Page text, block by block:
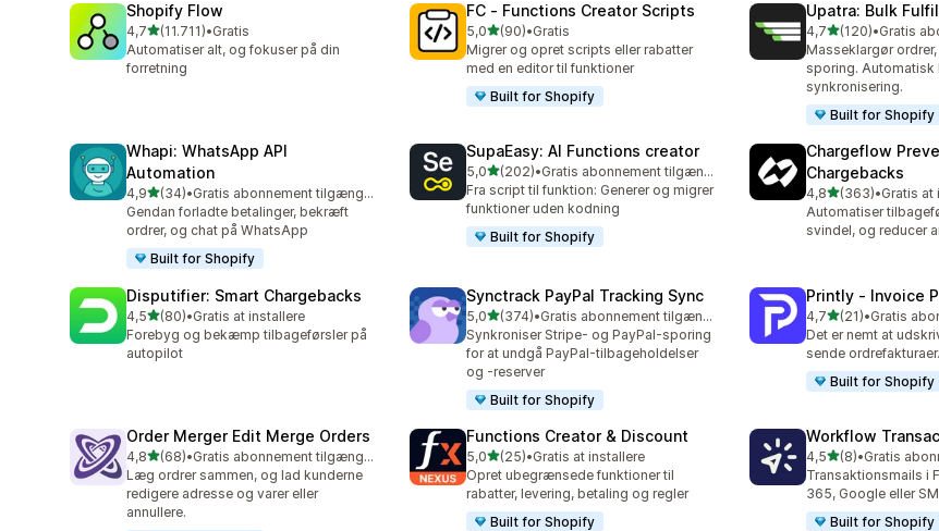
Shopify Flow
4,7ud af 5 stjerner
(11.711)
11711 anmeldelser i alt
•Gratis
Automatiser alt, og fokuser på din
forretning
FC ‑ Functions Creator Scripts
5,0ud af 5 stjerner
(90)
90 anmeldelser i alt
•Gratis
Migrer og opret scripts eller rabatter
med en editor til funktioner
Built for Shopify
Upatra: Bulk
4,7ud af 5 stjerner
(120)
120 anmeldelser i alt
•
Masseklargør
sporing. Automatisk
synkronisering.
Built for Shopify
Whapi: WhatsApp API
Automation
4,9ud af 5 stjerner
(34)
34 anmeldelser i alt
•
Gratis abonnement tilgængeligt
Gendan forladte betalinger, bekræft
ordrer, og chat på WhatsApp
Built for Shopify
SupaEasy: AI Functions creator
5,0ud af 5 stjerner
(202)
202 anmeldelser i alt
•
Gratis abonnement tilgængeligt
Fra script til funktion: Generer og migrer
funktioner uden kodning
Built for Shopify
Chargeflow
Chargebacks
4,8ud af 5 stjerner
(363)
363 anmeldelser i alt
•Gratis at
Automatiser
svindel, og reducer
Disputifier: Smart Chargebacks
4,5ud af 5 stjerner
(80)
80 anmeldelser i alt
•Gratis at installere
Forebyg og bekæmp tilbageførsler på
autopilot
Synctrack PayPal Tracking Sync
5,0ud af 5 stjerner
(374)
374 anmeldelser i alt
•
Gratis abonnement tilgængeligt
Synkroniser Stripe- og PayPal-sporing
for at undgå PayPal-tilbageholdelser
og -reserver
Built for Shopify
Printly ‑ Invoice
4,7ud af 5 stjerner
(21)
21 anmeldelser i alt
•
Det er nemt at
sende ordrefakturaer.
Built for Shopify
Order Merger Edit Merge Orders
4,8ud af 5 stjerner
(68)
68 anmeldelser i alt
•
Gratis abonnement tilgængeligt
Læg ordrer sammen, og lad kunderne
redigere adresse og varer eller
annullere.
Functions Creator & Discount
5,0ud af 5 stjerner
(25)
25 anmeldelser i alt
•Gratis at installere
Opret ubegrænsede funktioner til
rabatter, levering, betaling og regler
Built for Shopify
Workflow
4,5ud af 5 stjerner
(8)
8 anmeldelser i alt
•
Transaktionsmails i
365, Google eller
Built for Shopify